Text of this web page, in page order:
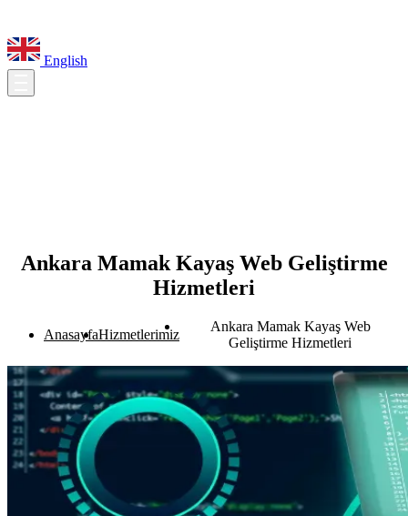
English
Ankara Mamak Kayaş Web Geliştirme
Hizmetleri
AnasayfaHizmetlerimiz
Ankara Mamak Kayaş Web
Geliştirme Hizmetleri